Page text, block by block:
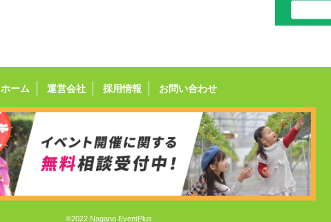
ホーム 運営会社 採用情報 お問い合わせ
©2022 Nagano EventPlus